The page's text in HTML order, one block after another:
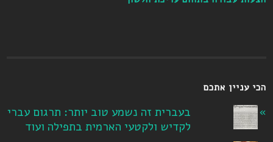
הכי עניין אתכם
בעברית זה נשמע טוב יותר: תרגום עברי
לקדיש ולקטעי הארמית בתפילה ועוד